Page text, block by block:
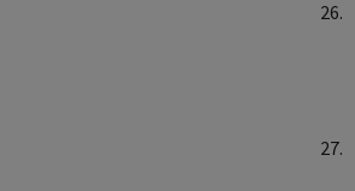
26.
27.